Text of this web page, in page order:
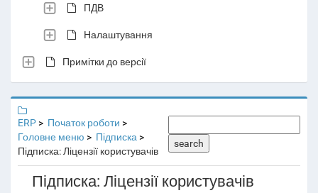
ПДВ
Налаштування
Примітки до версії
ERP
Початок роботи
Головне меню
Підписка
Підписка: Ліцензії користувачів
search
Підписка: Ліцензії користувачів